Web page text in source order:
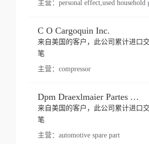
主营：
C O Cargoquin Inc.
来自美国的客户，此公司累计进口
笔
主营： compressor
Dpm Draexlmaier Partes Automotrices Corr Ind Huejotzingo
来自美国的客户，此公司累计进口
笔
主营： automotive spare part